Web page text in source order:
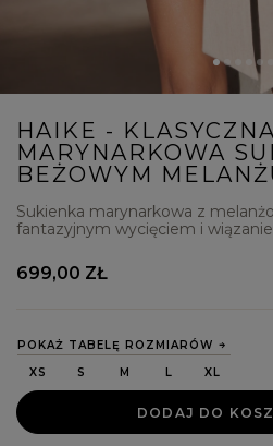
HAIKE - KLASYCZNA
MARYNARKOWA
BEŻOWYM
Sukienka marynarkowa z
fantazyjnym wycięciem i
POKAŻ TABELĘ ROZMIARÓW
XS
S M L XL
DODAJ DO
699,00 ZŁ